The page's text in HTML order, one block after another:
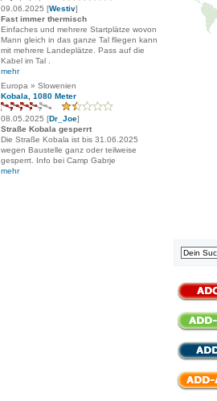
09.06.2025 [Westiv]
Fast immer thermisch
Einfaches und mehrere Startplätze wovon
Mann gleich in das ganze Tal fliegen kann
mit mehrere Landeplätze. Pass auf die
Kabel im Tal .
mehr
Europa » Slowenien
Kobala, 1080 Meter
08.05.2025 [Dr_Joe]
Straße Kobala gesperrt
Die Straße Kobala ist bis 31.06.2025
wegen Baustelle ganz oder teilweise
gesperrt. Info bei Camp Gabrje
mehr